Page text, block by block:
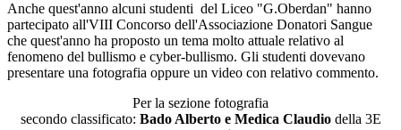
Anche quest'anno alcuni studenti del Liceo "G.Oberdan" hanno
partecipato all'VIII Concorso dell'Associazione Donatori Sangue
che quest'anno ha proposto un tema molto attuale relativo al
fenomeno del bullismo e cyber-bullismo. Gli studenti dovevano
presentare una fotografia oppure un video con relativo commento.
Per la sezione fotografia
secondo classificato: Bado Alberto e Medica Claudiodella 3E